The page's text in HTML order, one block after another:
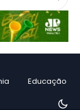
Educação